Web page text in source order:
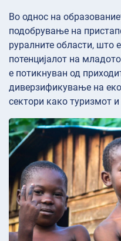
Во однос на
подобрување на
руралните области, што
потенцијалот на
е потикнуван од
диверзификување на
сектори како туризмот и